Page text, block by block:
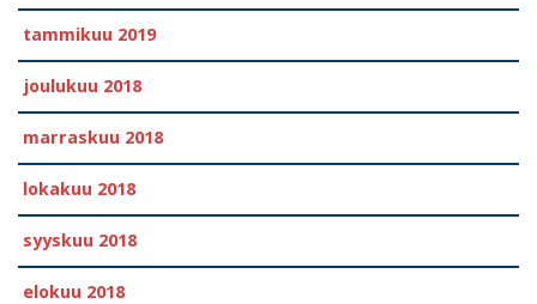
tammikuu 2019
joulukuu 2018
marraskuu 2018
lokakuu 2018
syyskuu 2018
elokuu 2018